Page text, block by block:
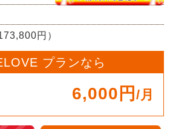
円）
プランなら
6,000円 /月